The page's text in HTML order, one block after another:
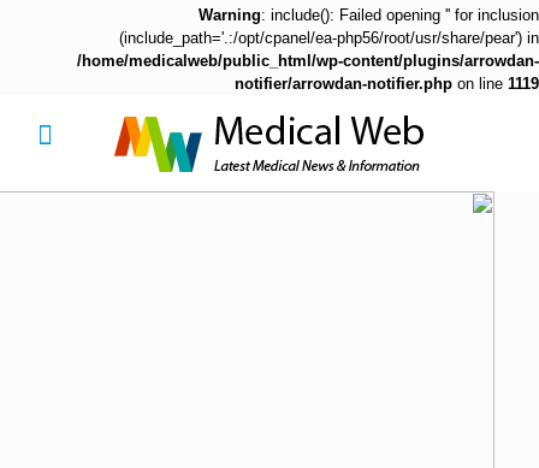
Warning: include(): Failed opening '' for inclusion
(include_path='.:/opt/cpanel/ea-php56/root/usr/share/pear') in
/home/medicalweb/public_html/wp-content/plugins/arrowdan-
notifier/arrowdan-notifier.php on line 1119